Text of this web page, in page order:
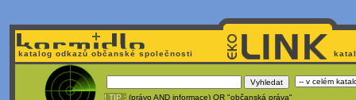
katalog odkazů občanské společnosti
! TIP : (právo AND informace) OR "občanská práva"